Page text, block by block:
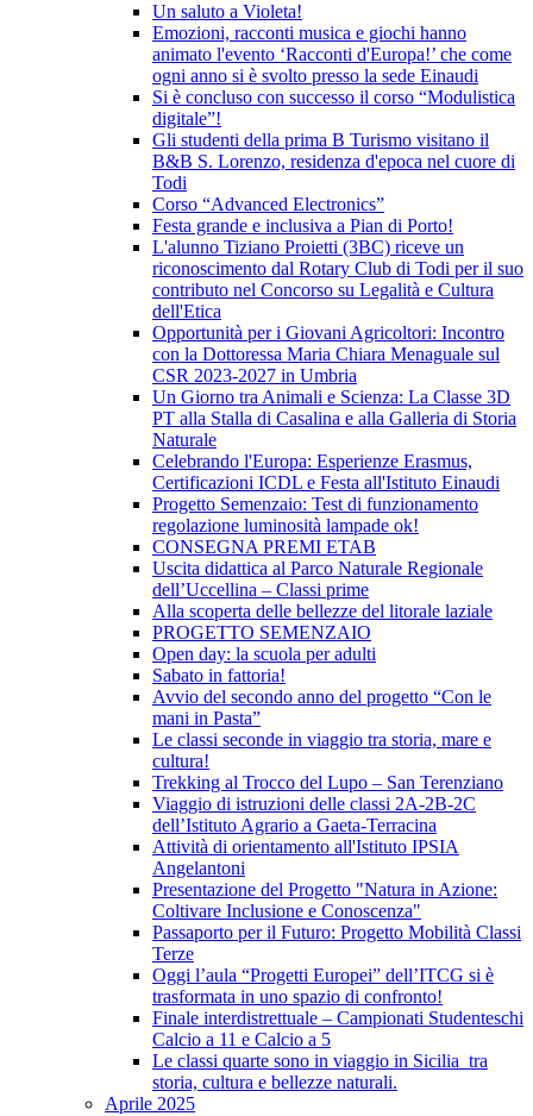
Un saluto a Violeta!
Emozioni, racconti musica e giochi hanno
animato l'evento ‘Racconti d'Europa!’ che come
ogni anno si è svolto presso la sede Einaudi
Si è concluso con successo il corso “Modulistica
digitale”!
Gli studenti della prima B Turismo visitano il
B&B S. Lorenzo, residenza d'epoca nel cuore di
Todi
Corso “Advanced Electronics”
Festa grande e inclusiva a Pian di Porto!
L'alunno Tiziano Proietti (3BC) riceve un
riconoscimento dal Rotary Club di Todi per il suo
contributo nel Concorso su Legalità e Cultura
dell'Etica
Opportunità per i Giovani Agricoltori: Incontro
con la Dottoressa Maria Chiara Menaguale sul
CSR 2023-2027 in Umbria
Un Giorno tra Animali e Scienza: La Classe 3D
PT alla Stalla di Casalina e alla Galleria di Storia
Naturale
Celebrando l'Europa: Esperienze Erasmus,
Certificazioni ICDL e Festa all'Istituto Einaudi
Progetto Semenzaio: Test di funzionamento
regolazione luminosità lampade ok!
CONSEGNA PREMI ETAB
Uscita didattica al Parco Naturale Regionale
dell’Uccellina – Classi prime
Alla scoperta delle bellezze del litorale laziale
PROGETTO SEMENZAIO
Open day: la scuola per adulti
Sabato in fattoria!
Avvio del secondo anno del progetto “Con le
mani in Pasta”
Le classi seconde in viaggio tra storia, mare e
cultura!
Trekking al Trocco del Lupo – San Terenziano
Viaggio di istruzioni delle classi 2A-2B-2C
dell’Istituto Agrario a Gaeta-Terracina
Attività di orientamento all'Istituto IPSIA
Angelantoni
Presentazione del Progetto "Natura in Azione:
Coltivare Inclusione e Conoscenza"
Passaporto per il Futuro: Progetto Mobilità Classi
Terze
Oggi l’aula “Progetti Europei” dell’ITCG si è
trasformata in uno spazio di confronto!
Finale interdistrettuale – Campionati Studenteschi
Calcio a 11 e Calcio a 5
Le classi quarte sono in viaggio in Sicilia tra
storia, cultura e bellezze naturali.
Aprile 2025